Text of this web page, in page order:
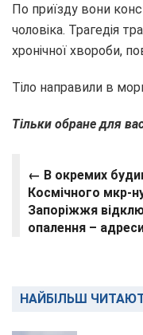
По приїзду вони
чоловіка. Трагедія
хронічної хвороби,
Тіло направили в
Тільки обране для
← В окремих
Космічного мкр-
Запоріжжя
опалення –
НАЙБІЛЬШ